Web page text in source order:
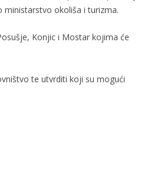
ministarstvo okoliša i turizma.
Konjic i Mostar kojima će
te utvrditi koji su mogući